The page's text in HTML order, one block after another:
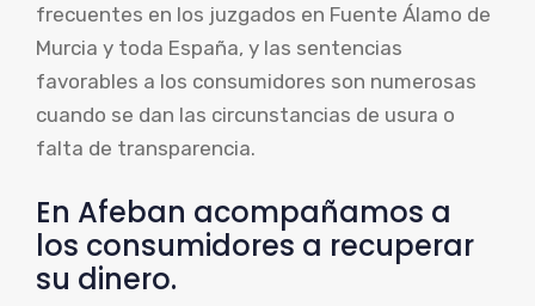
frecuentes en los juzgados en Fuente Álamo de
Murcia y toda España, y las sentencias
favorables a los consumidores son numerosas
cuando se dan las circunstancias de usura o
falta de transparencia.
En Afeban acompañamos a
los consumidores a recuperar
su dinero.